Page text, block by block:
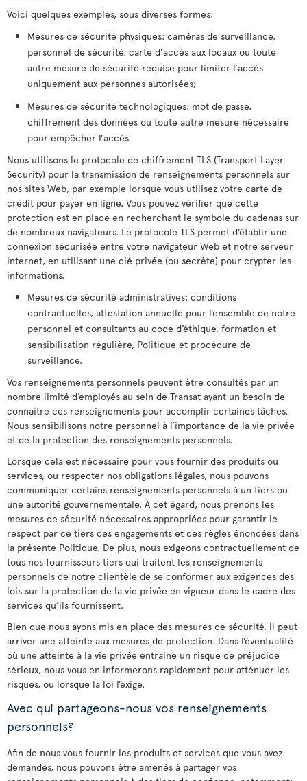
Voici quelques exemples, sous diverses formes:
Mesures de sécurité physiques: caméras de surveillance,
personnel de sécurité, carte d’accès aux locaux ou toute
autre mesure de sécurité requise pour limiter l’accès
uniquement aux personnes autorisées;
Mesures de sécurité technologiques: mot de passe,
chiffrement des données ou toute autre mesure nécessaire
pour empêcher l’accès.
Nous utilisons le protocole de chiffrement TLS (Transport Layer
Security) pour la transmission de renseignements personnels sur
nos sites Web, par exemple lorsque vous utilisez votre carte de
crédit pour payer en ligne. Vous pouvez vérifier que cette
protection est en place en recherchant le symbole du cadenas sur
de nombreux navigateurs. Le protocole TLS permet d’établir une
connexion sécurisée entre votre navigateur Web et notre serveur
internet, en utilisant une clé privée (ou secrète) pour crypter les
informations.
Mesures de sécurité administratives: conditions
contractuelles, attestation annuelle pour l’ensemble de notre
personnel et consultants au code d’éthique, formation et
sensibilisation régulière, Politique et procédure de
surveillance.
Vos renseignements personnels peuvent être consultés par un
nombre limité d’employés au sein de Transat ayant un besoin de
connaître ces renseignements pour accomplir certaines tâches.
Nous sensibilisons notre personnel à l’importance de la vie privée
et de la protection des renseignements personnels.
Lorsque cela est nécessaire pour vous fournir des produits ou
services, ou respecter nos obligations légales, nous pouvons
communiquer certains renseignements personnels à un tiers ou
une autorité gouvernementale. À cet égard, nous prenons les
mesures de sécurité nécessaires appropriées pour garantir le
respect par ce tiers des engagements et des règles énoncées dans
la présente Politique. De plus, nous exigeons contractuellement de
tous nos fournisseurs tiers qui traitent les renseignements
personnels de notre clientèle de se conformer aux exigences des
lois sur la protection de la vie privée en vigueur dans le cadre des
services qu’ils fournissent.
Bien que nous ayons mis en place des mesures de sécurité, il peut
arriver une atteinte aux mesures de protection. Dans l’éventualité
où une atteinte à la vie privée entraine un risque de préjudice
sérieux, nous vous en informerons rapidement pour atténuer les
risques, ou lorsque la loi l’exige.
Avec qui partageons-nous vos renseignements
personnels?
Afin de nous vous fournir les produits et services que vous avez
demandés, nous pouvons être amenés à partager vos